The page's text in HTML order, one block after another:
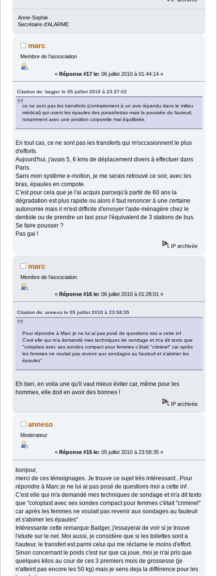
Anne-Sophie
Secrétaire d'ALARME
marc
Membre de l'association
« Réponse #17 le: 06 juillet 2010 à 01:44:14 »
Citation de: bagjer le 05 juillet 2010 à 23:37:02
ce ne sont pas les transferts (contrairement à un avis répandu dans le milieu
médical) qui usent les épaules des paras/tetras mais la poussée du fauteuil,
notamment avec une position corporelle mal équilibrée.
En tout cas, ce ne sont pas les transferts qui m'occasionnent le plus
d'efforts.
Aujourd'hui, j'avais 5, 6 kms de déplacement divers à effectuer dans
Paris.
Sans mon système e-motion, je me serais retrouvé ce soir, avec les
bras, épaules en compote.
C'est pour cela que je l'ai acquis parcequ'à partir de 60 ans la
dégradation est plus rapide ou alors il faut renoncer à une certaine
autonomie mais il m'est difficile d'envoyer l'aide-ménagère chez le
dentiste ou de prendre un taxi pour l'équivalent de 3 stations de bus.
Se faire pousser ?
Pas gai !
IP archivée
marc
Membre de l'association
« Réponse #16 le: 06 juillet 2010 à 01:28:01 »
Citation de: anneso le 05 juillet 2010 à 23:58:35
Pour répondre à Marc je ne lui ai pas posé de questions moi a cette inf .
C'est elle qui m'a demandé mes techniques de sondage et m'a dit texto que
"coloplast avec ses sondes compact pour femmes c'était "criminel" car après
les femmes ne voulait pas revenir aux sondages au fauteuil et s'abimer les
épaules"
Eh ben, en voila une qu'il vaut mieux éviter car, même pour les
hommes, elle doit en avoir des bonnes !
IP archivée
anneso
Moderateur
« Réponse #15 le: 05 juillet 2010 à 23:58:35 »
bonjour,
merci de ces témoignages. Je trouve ce sujet très intéressant...Pour
répondre à Marc je ne lui ai pas posé de questions moi a cette inf .
C'est elle qui m'a demandé mes techniques de sondage et m'a dit texto
que "coloplast avec ses sondes compact pour femmes c'était "criminel"
car après les femmes ne voulait pas revenir aux sondages au fauteuil
et s'abimer les épaules"
Intéressante cette remarque Badger, j'essayerai de voir si je trouve
l'etude sur le net. Moi aussi, je considère que si les toilettes sont a
hauteur, le transfert est parmi celui qui me réclame le moins d'effort.
Sinon concernant le poids c'est sur que ca joue, moi je n'ai pris que
quelques kilos au cour de ces 3 premiers mois de grossesse (je
n'atteint pas encore les 50 kg) mais je sens deja la différence pour les